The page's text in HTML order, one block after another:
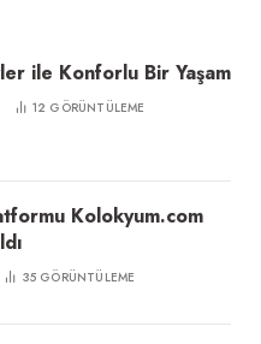
ile Konforlu Bir Yaşam
12 GÖRÜNTÜLEME
Kolokyum.com
35 GÖRÜNTÜLEME